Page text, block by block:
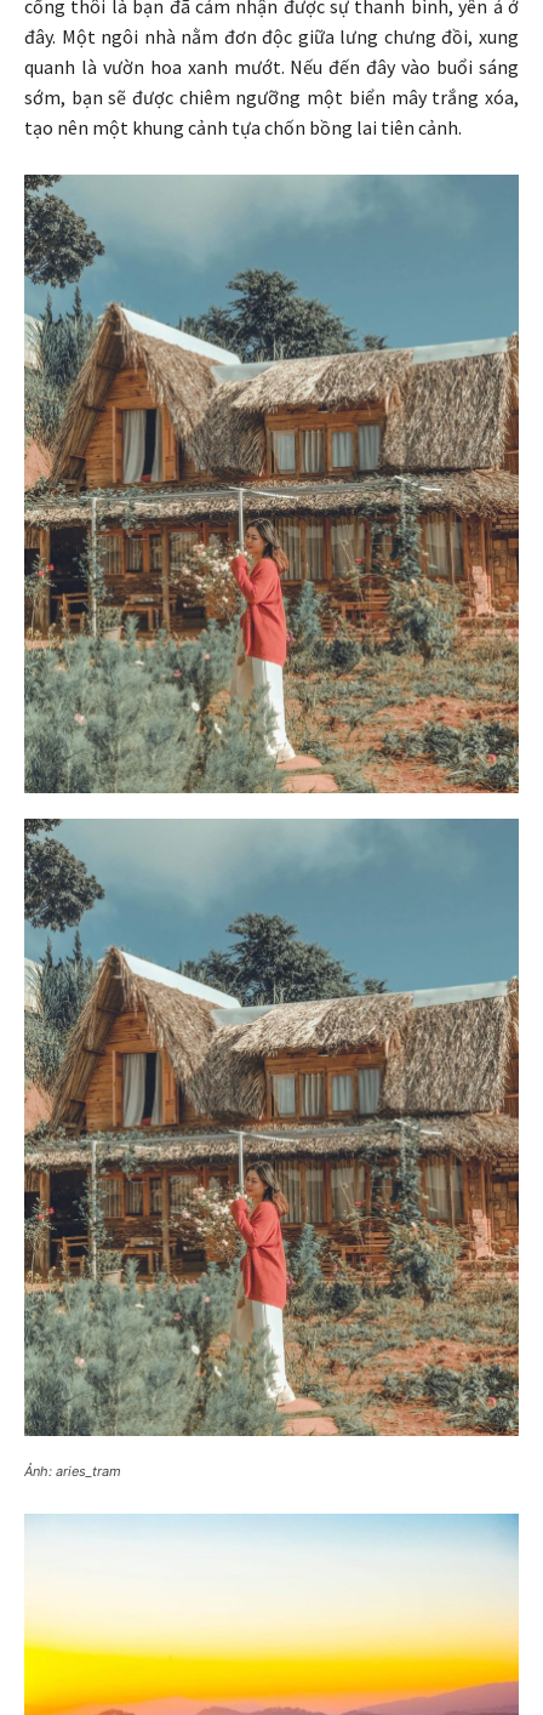
cổng thôi là bạn đã cảm nhận được sự thanh bình, yên ả ở
đây. Một ngôi nhà nằm đơn độc giữa lưng chưng đồi, xung
quanh là vườn hoa xanh mướt. Nếu đến đây vào buổi sáng
sớm, bạn sẽ được chiêm ngưỡng một biển mây trắng xóa,
tạo nên một khung cảnh tựa chốn bồng lai tiên cảnh.
Ảnh: aries_tram